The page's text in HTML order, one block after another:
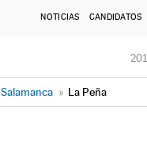
NOTICIAS CANDIDATOS
Salamanca » La Peña